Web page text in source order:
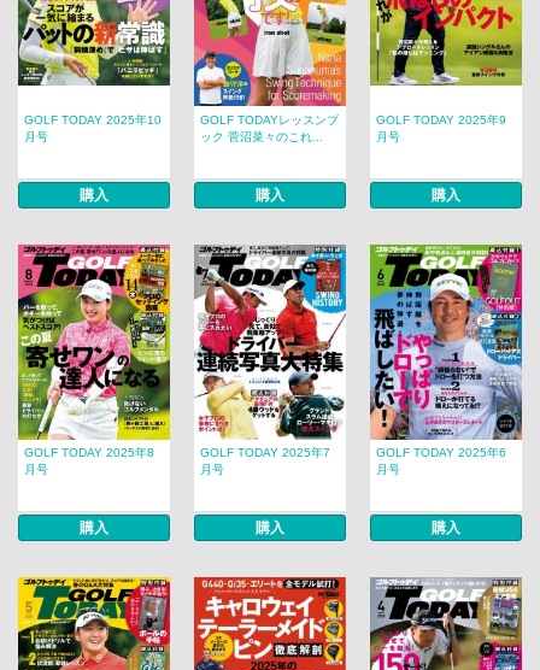
GOLF TODAY 2025年10
月号
購入
GOLF TODAYレッスンブ
ック 菅沼菜々のこれ...
購入
GOLF TODAY 2025年9
月号
購入
GOLF TODAY 2025年8
月号
購入
GOLF TODAY 2025年7
月号
購入
GOLF TODAY 2025年6
月号
購入